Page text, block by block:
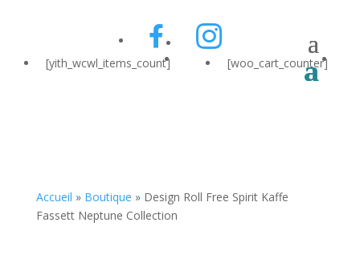
[yith_wcwl_items_count] [woo_cart_counter]
Accueil » Boutique » Design Roll Free Spirit Kaffe
Fassett Neptune Collection